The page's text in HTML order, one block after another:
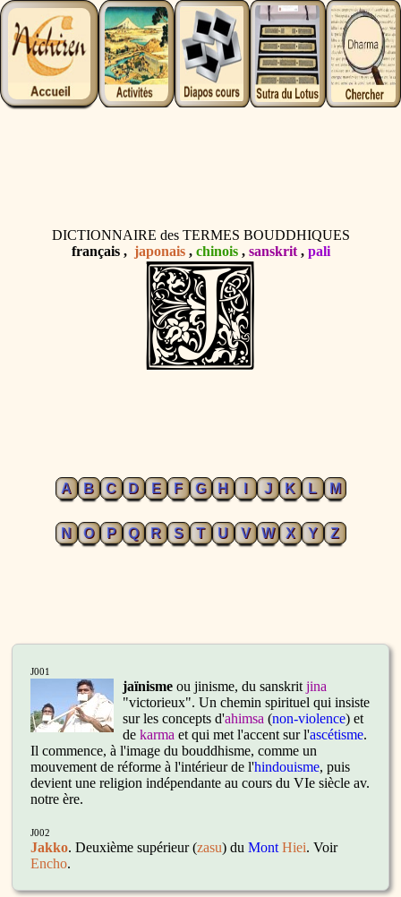
DICTIONNAIRE des TERMES BOUDDHIQUES
français , japonais , chinois , sanskrit , pali
J
A B C D E F G H I J K L M
N O P Q R S T U V W X Y Z
J001
jaïnisme ou jinisme, du sanskritjina
"victorieux". Un chemin spirituel qui insiste
sur les concepts d'ahimsa (non-violence) et
dekarma et qui met l'accent sur l'ascétisme.
Il commence, à l'image du bouddhisme, comme un
mouvement de réforme à l'intérieur de l'hindouisme, puis
devient une religion indépendante au cours du VIe siècle av.
notre ère.
J002
Jakko. Deuxième supérieur (zasu) duMontHiei. Voir
Encho.